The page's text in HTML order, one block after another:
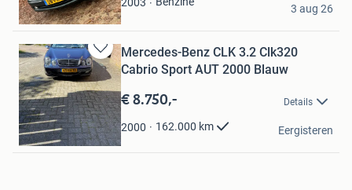
Valkenswaard
3 aug 26
Bewaren
in
Mijn
Favorieten
Mercedes-Benz CLK 3.2 Clk320
Cabrio Sport AUT 2000 Blauw
€ 8.750,- Details
2000 162.000 km
E.R..Vester
Wapserveen
Eergisteren